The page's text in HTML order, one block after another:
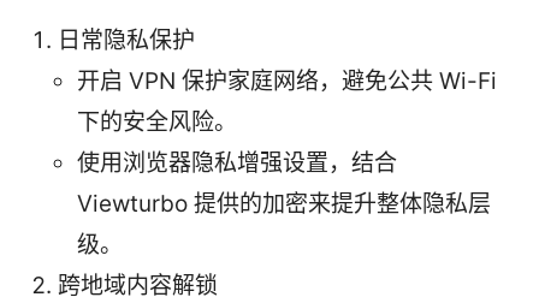
日常隐私保护
开启 VPN 保护家庭网络，避免公共 Wi-Fi
下的安全风险。
使用浏览器隐私增强设置，结合
Viewturbo 提供的加密来提升整体隐私层
级。
跨地域内容解锁